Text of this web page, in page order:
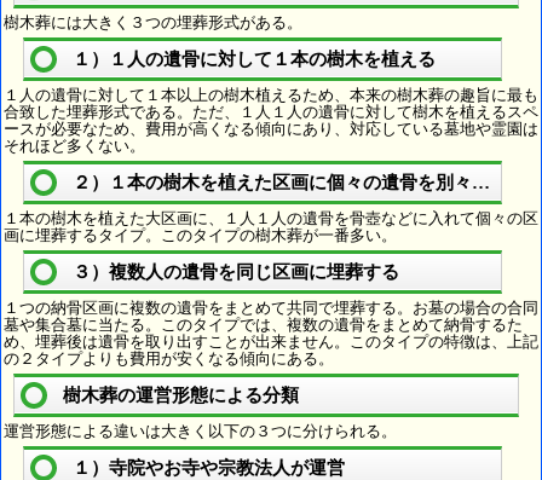
樹木葬には大きく３つの埋葬形式がある。
１）１人の遺骨に対して１本の樹木を植える
１人の遺骨に対して１本以上の樹木植えるため、本来の樹木葬の趣旨に最も
合致した埋葬形式である。ただ、１人１人の遺骨に対して樹木を植えるスペ
ースが必要なため、費用が高くなる傾向にあり、対応している墓地や霊園は
それほど多くない。
２）１本の樹木を植えた区画に個々の遺骨を別々に埋葬
１本の樹木を植えた大区画に、１人１人の遺骨を骨壺などに入れて個々の区
画に埋葬するタイプ。このタイプの樹木葬が一番多い。
３）複数人の遺骨を同じ区画に埋葬する
１つの納骨区画に複数の遺骨をまとめて共同で埋葬する。お墓の場合の合同
墓や集合墓に当たる。このタイプでは、複数の遺骨をまとめて納骨するた
め、埋葬後は遺骨を取り出すことが出来ません。このタイプの特徴は、上記
の２タイプよりも費用が安くなる傾向にある。
樹木葬の運営形態による分類
運営形態による違いは大きく以下の３つに分けられる。
１）寺院やお寺や宗教法人が運営